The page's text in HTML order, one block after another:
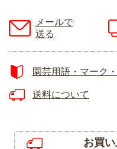
メールで
送る
園芸用語・マーク
送料について
お買